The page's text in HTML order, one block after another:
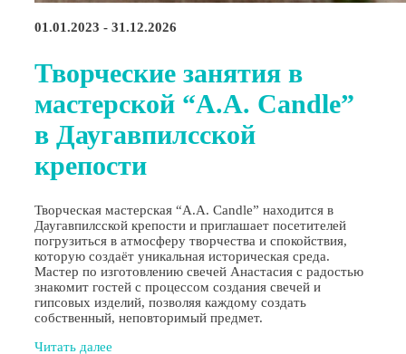
01.01.2023 - 31.12.2026
Творческие занятия в
мастерской “A.A. Candle”
в Даугавпилсской
крепости
Творческая мастерская “A.A. Candle” находится в
Даугавпилсской крепости и приглашает посетителей
погрузиться в атмосферу творчества и спокойствия,
которую создаёт уникальная историческая среда.
Мастер по изготовлению свечей Анастасия с радостью
знакомит гостей с процессом создания свечей и
гипсовых изделий, позволяя каждому создать
собственный, неповторимый предмет.
Читать далее